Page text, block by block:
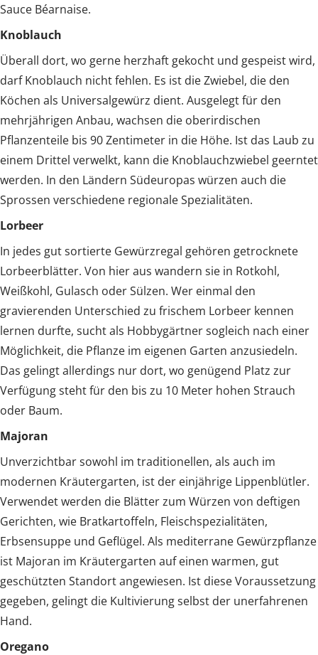
Sauce Béarnaise.
Knoblauch
Überall dort, wo gerne herzhaft gekocht und gespeist wird,
darf Knoblauch nicht fehlen. Es ist die Zwiebel, die den
Köchen als Universalgewürz dient. Ausgelegt für den
mehrjährigen Anbau, wachsen die oberirdischen
Pflanzenteile bis 90 Zentimeter in die Höhe. Ist das Laub zu
einem Drittel verwelkt, kann die Knoblauchzwiebel geerntet
werden. In den Ländern Südeuropas würzen auch die
Sprossen verschiedene regionale Spezialitäten.
Lorbeer
In jedes gut sortierte Gewürzregal gehören getrocknete
Lorbeerblätter. Von hier aus wandern sie in Rotkohl,
Weißkohl, Gulasch oder Sülzen. Wer einmal den
gravierenden Unterschied zu frischem Lorbeer kennen
lernen durfte, sucht als Hobbygärtner sogleich nach einer
Möglichkeit, die Pflanze im eigenen Garten anzusiedeln.
Das gelingt allerdings nur dort, wo genügend Platz zur
Verfügung steht für den bis zu 10 Meter hohen Strauch
oder Baum.
Majoran
Unverzichtbar sowohl im traditionellen, als auch im
modernen Kräutergarten, ist der einjährige Lippenblütler.
Verwendet werden die Blätter zum Würzen von deftigen
Gerichten, wie Bratkartoffeln, Fleischspezialitäten,
Erbsensuppe und Geflügel. Als mediterrane Gewürzpflanze
ist Majoran im Kräutergarten auf einen warmen, gut
geschützten Standort angewiesen. Ist diese Voraussetzung
gegeben, gelingt die Kultivierung selbst der unerfahrenen
Hand.
Oregano